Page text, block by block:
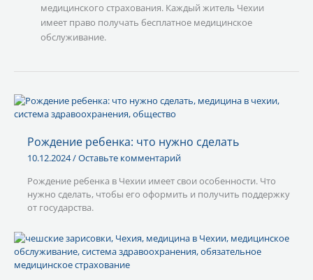
медицинского страхования. Каждый житель Чехии
имеет право получать бесплатное медицинское
обслуживание.
Рождение ребенка: что нужно сделать
10.12.2024/Оставьте комментарий
Рождение ребенка в Чехии имеет свои особенности. Что
нужно сделать, чтобы его оформить и получить поддержку
от государства.